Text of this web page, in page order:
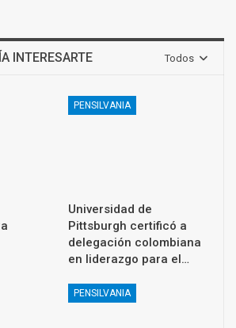
Todos
INTERESARTE
PENSILVANIA
Universidad de
Pittsburgh certificó a
delegación colombiana
en liderazgo para el…
PENSILVANIA